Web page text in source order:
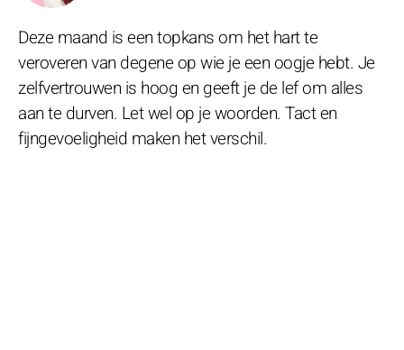
Deze maand is een topkans om het hart te
veroveren van degene op wie je een oogje hebt. Je
zelfvertrouwen is hoog en geeft je de lef om alles
aan te durven. Let wel op je woorden. Tact en
fijngevoeligheid maken het verschil.